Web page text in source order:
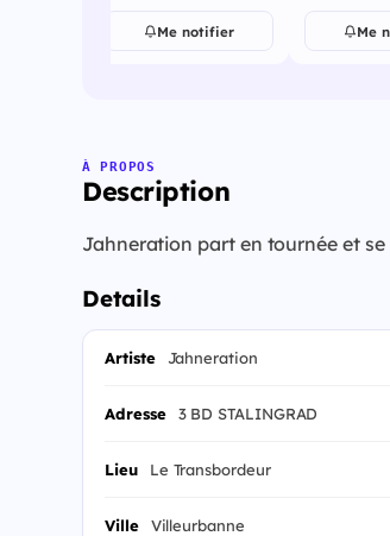
Me notifier Me
À PROPOS
Description
Jahneration part en tournée et se
Details
Artiste Jahneration
Adresse 3 BD STALINGRAD
Lieu Le Transbordeur
Ville Villeurbanne